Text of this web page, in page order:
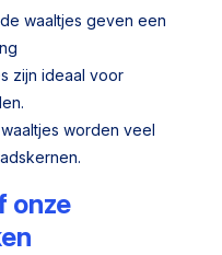
waaltjes geven een
zijn ideaal voor
worden veel
onze